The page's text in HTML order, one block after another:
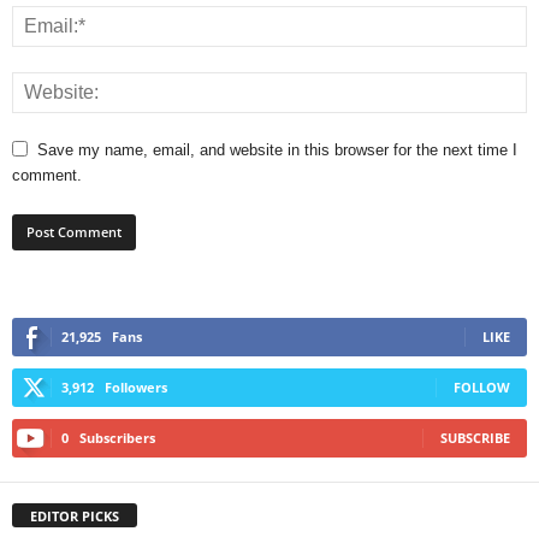
Save my name, email, and website in this browser for the next time I
comment.
21,925 Fans LIKE
3,912 Followers FOLLOW
0 Subscribers SUBSCRIBE
EDITOR PICKS